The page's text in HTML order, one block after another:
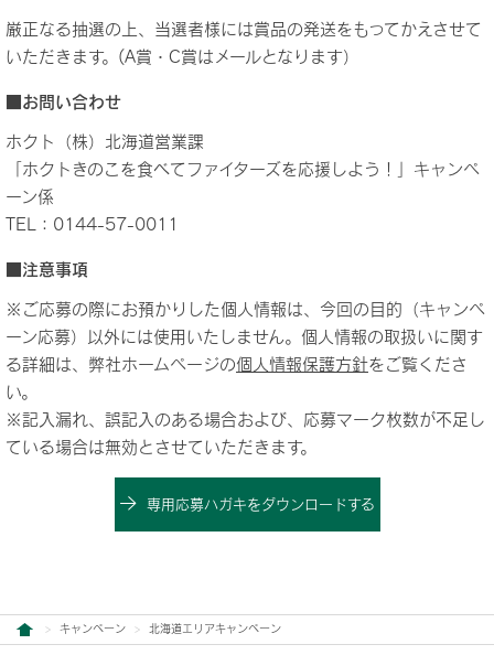
厳正なる抽選の上、当選者様には賞品の発送をもってかえさせて
いただきます。(A賞・C賞はメールとなります）
■お問い合わせ
ホクト（株）北海道営業課
「ホクトきのこを食べてファイターズを応援しよう！」キャンペ
ーン係
TEL：0144-57-0011
■注意事項
※ご応募の際にお預かりした個人情報は、今回の目的（キャンペ
ーン応募）以外には使用いたしません。個人情報の取扱いに関す
る詳細は、弊社ホームページの個人情報保護方針をご覧くださ
い。
※記入漏れ、誤記入のある場合および、応募マーク枚数が不足し
ている場合は無効とさせていただきます。
専用応募ハガキをダウンロードする
キャンペーン 北海道エリアキャンペーン